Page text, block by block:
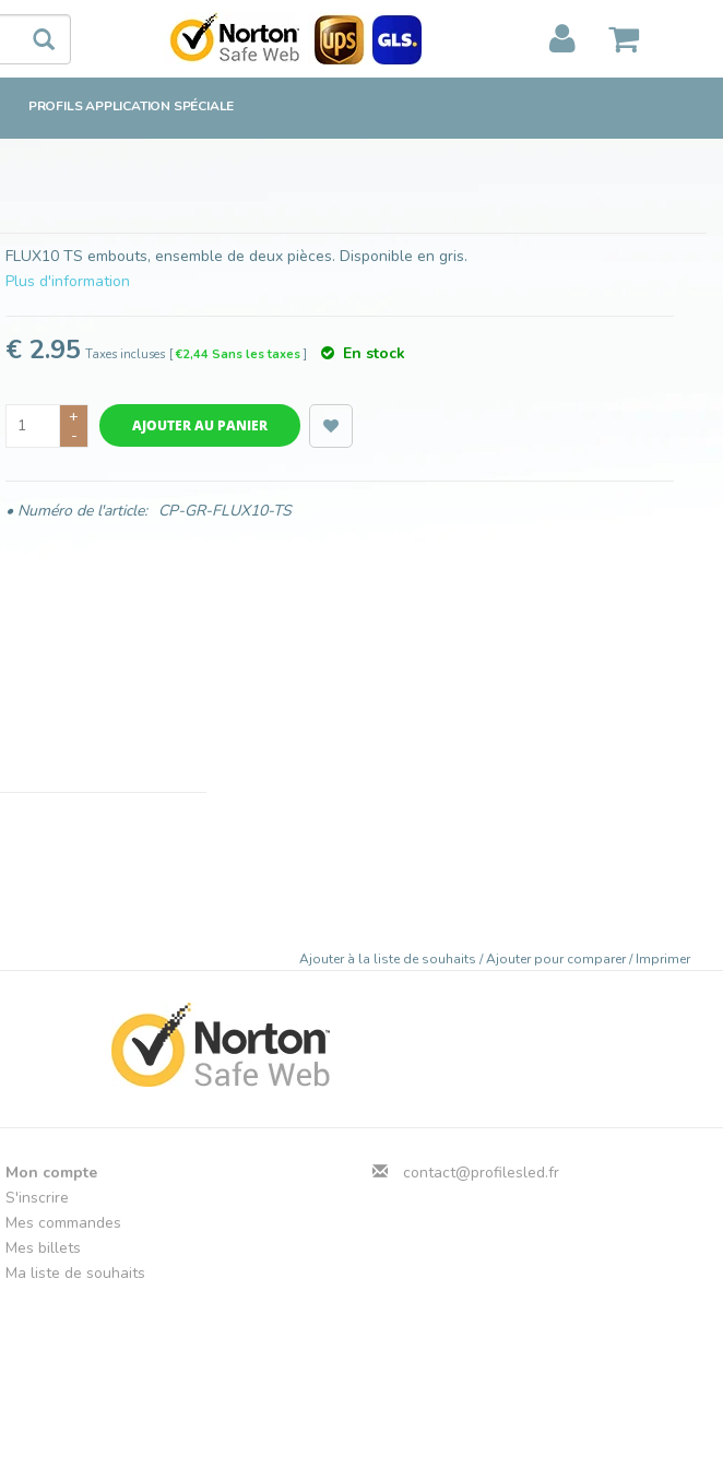
AFFICHER PAIEMENT
PROFILS APPLICATION SPÉCIALE
FLUX10 TS embouts, ensemble de deux pièces. Disponible en gris.
Plus d'information
€ 2.95 Taxes incluses [€2,44 Sans les taxes] En stock
+
-
AJOUTER AU PANIER
• Numéro de l'article: CP-GR-FLUX10-TS
Ajouter à la liste de souhaits /Ajouter pour comparer/Imprimer
Mon compte
S'inscrire
Mes commandes
Mes billets
Ma liste de souhaits
contact@profilesled.fr